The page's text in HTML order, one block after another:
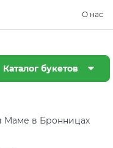
О нас
Каталог букетов
Маме в Бронницах